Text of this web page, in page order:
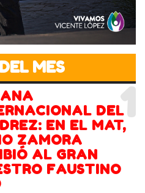
MES
1
DEL
EN EL MAT,
ZAMORA
AL GRAN
FAUSTINO